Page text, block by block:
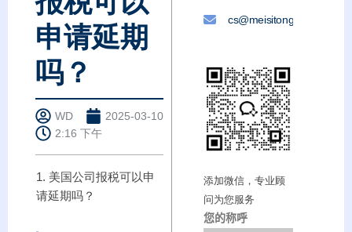
申请延期
吗？
WD
2025-03-10
2:16 下午
1. 美国公司报税可以申
请延期吗？
cs@meisitongllc.com
添加微信，专业顾
问为您服务
您的称呼